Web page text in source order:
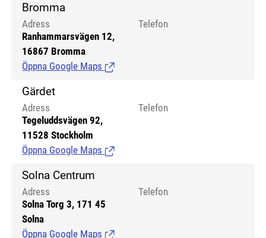
Bromma
Adress
Ranhammarsvägen 12,
16867 Bromma
Öppna Google Maps (Länk till extern sida.)
Telefon
Gärdet
Adress
Tegeluddsvägen 92,
11528 Stockholm
Öppna Google Maps (Länk till extern sida.)
Telefon
Solna Centrum
Adress
Solna Torg 3, 171 45
Solna
Öppna Google Maps (Länk till extern sida.)
Telefon